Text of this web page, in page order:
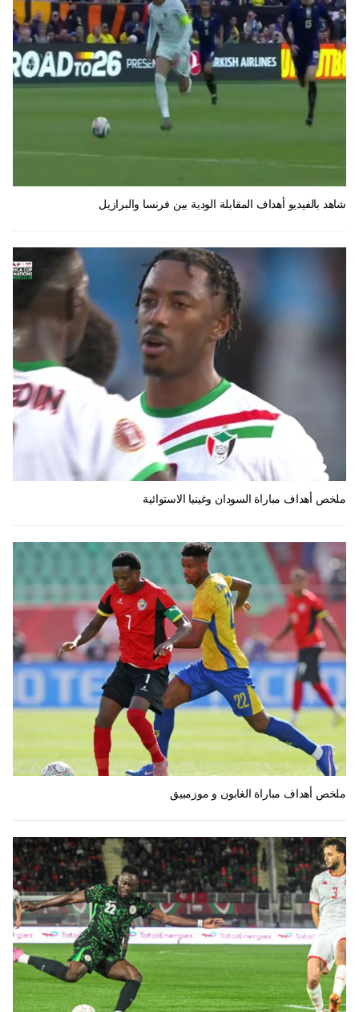
شاهد بالفيديو أهداف المقابلة الودية بين فرنسا والبرازيل
ملخص أهداف مباراة السودان وغينيا الاستوائية
ملخص أهداف مباراة الغابون و موزمبيق